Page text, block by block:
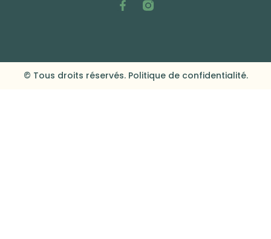
© Tous droits réservés. Politique de confidentialité.